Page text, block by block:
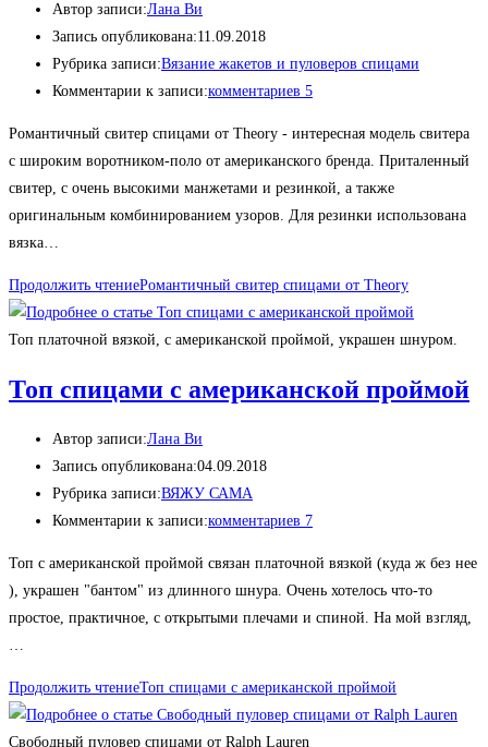
Автор записи:Лана Ви
Запись опубликована:11.09.2018
Рубрика записи:Вязание жакетов и пуловеров спицами
Комментарии к записи:комментариев 5
Романтичный свитер спицами от Theory - интересная модель свитера
с широким воротником-поло от американского бренда. Приталенный
свитер, с очень высокими манжетами и резинкой, а также
оригинальным комбинированием узоров. Для резинки использована
вязка…
Продолжить чтениеРомантичный свитер спицами от Theory
Топ платочной вязкой, с американской проймой, украшен шнуром.
Топ спицами с американской проймой
Автор записи:Лана Ви
Запись опубликована:04.09.2018
Рубрика записи:ВЯЖУ САМА
Комментарии к записи:комментариев 7
Топ с американской проймой связан платочной вязкой (куда ж без нее
), украшен "бантом" из длинного шнура. Очень хотелось что-то
простое, практичное, с открытыми плечами и спиной. На мой взгляд,
…
Продолжить чтениеТоп спицами с американской проймой
Свободный пуловер спицами от Ralph Lauren